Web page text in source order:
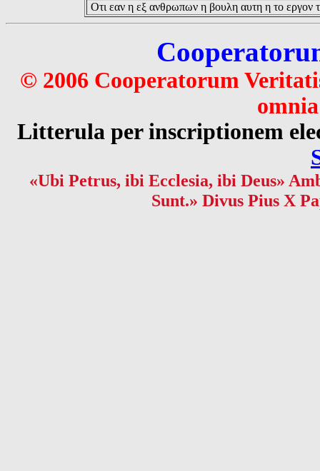
Οτι εαν η εξ ανθρωπων η βουλη αυτη η το εργον
© 2006 Cooperatorum
Litterula per inscriptionem
«Ubi Petrus, ibi Ecclesia, ibi Deus»
Sunt.» Divus Pius X